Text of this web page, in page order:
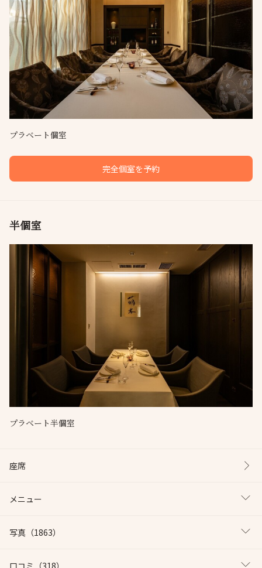
プラベート個室
完全個室を予約
半個室
プラベート半個室
座席
メニュー
写真 （1863）
口コミ （318）